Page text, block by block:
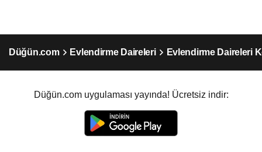
Düğün.com Evlendirme Daireleri Evlendirme Daireleri
Düğün.com uygulaması yayında! Ücretsiz indir: